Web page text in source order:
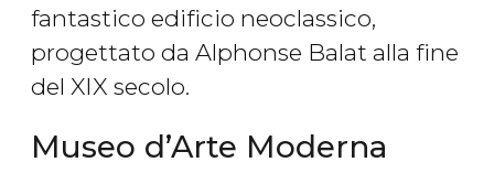
fantastico edificio neoclassico,
progettato da Alphonse Balat alla fine
del XIX secolo.
Museo d’Arte Moderna